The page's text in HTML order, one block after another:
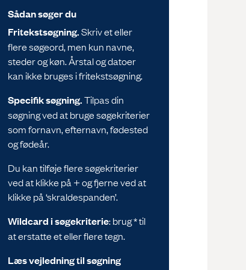
Sådan søger du
Fritekstsøgning.Skriv et eller
flere søgeord, men kun navne,
steder og køn. Årstal og datoer
kan ikke bruges i fritekstsøgning.
Specifik søgning.Tilpas din
søgning ved at bruge søgekriterier
som fornavn, efternavn, fødested
og fødeår.
Du kan tilføje flere søgekriterier
ved at klikke på + og fjerne ved at
klikke på ‘skraldespanden’.
Wildcard i søgekriterie: brug * til
at erstatte et eller flere tegn.
Læs vejledning til søgning